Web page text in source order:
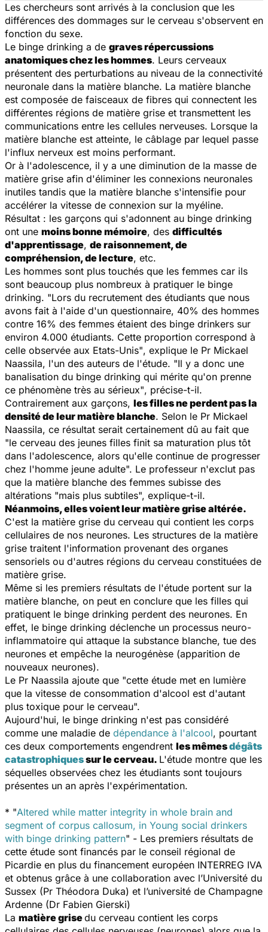
Les chercheurs sont arrivés à la conclusion que les
différences des dommages sur le cerveau s'observent en
fonction du sexe.
Le binge drinking a de graves répercussions
anatomiques chez les hommes. Leurs cerveaux
présentent des perturbations au niveau de la connectivité
neuronale dans la matière blanche. La matière blanche
est composée de faisceaux de fibres qui connectent les
différentes régions de matière grise et transmettent les
communications entre les cellules nerveuses. Lorsque la
matière blanche est atteinte, le câblage par lequel passe
l'influx nerveux est moins performant.
Or à l'adolescence, il y a une diminution de la masse de
matière grise afin d'éliminer les connexions neuronales
inutiles tandis que la matière blanche s'intensifie pour
accélérer la vitesse de connexion sur la myéline.
Résultat : les garçons qui s'adonnent au binge drinking
ont une moins bonne mémoire, des difficultés
d'apprentissage, de raisonnement, de
compréhension, de lecture, etc.
Les hommes sont plus touchés que les femmes car ils
sont beaucoup plus nombreux à pratiquer le binge
drinking. "Lors du recrutement des étudiants que nous
avons fait à l'aide d'un questionnaire, 40% des hommes
contre 16% des femmes étaient des binge drinkers sur
environ 4.000 étudiants. Cette proportion correspond à
celle observée aux Etats-Unis", explique le Pr Mickael
Naassila, l'un des auteurs de l'étude. "Il y a donc une
banalisation du binge drinking qui mérite qu'on prenne
ce phénomène très au sérieux", précise-t-il.
Contrairement aux garçons, les filles ne perdent pas la
densité de leur matière blanche. Selon le Pr Mickael
Naassila, ce résultat serait certainement dû au fait que
"le cerveau des jeunes filles finit sa maturation plus tôt
dans l'adolescence, alors qu'elle continue de progresser
chez l'homme jeune adulte". Le professeur n'exclut pas
que la matière blanche des femmes subisse des
altérations "mais plus subtiles", explique-t-il.
Néanmoins, elles voient leur matière grise altérée.
C'est la matière grise du cerveau qui contient les corps
cellulaires de nos neurones. Les structures de la matière
grise traitent l'information provenant des organes
sensoriels ou d'autres régions du cerveau constituées de
matière grise.
Même si les premiers résultats de l'étude portent sur la
matière blanche, on peut en conclure que les filles qui
pratiquent le binge drinking perdent des neurones. En
effet, le binge drinking déclenche un processus neuro-
inflammatoire qui attaque la substance blanche, tue des
neurones et empêche la neurogénèse (apparition de
nouveaux neurones).
Le Pr Naassila ajoute que "cette étude met en lumière
que la vitesse de consommation d'alcool est d'autant
plus toxique pour le cerveau".
Aujourd'hui, le binge drinking n'est pas considéré
comme une maladie de dépendance à l'alcool, pourtant
ces deux comportements engendrent les mêmesdégâts
catastrophiquessur le cerveau. L'étude montre que les
séquelles observées chez les étudiants sont toujours
présentes un an après l'expérimentation.
* "Altered while matter integrity in whole brain and
segment of corpus callosum, in Young social drinkers
with binge drinking pattern" - Les premiers résultats de
cette étude sont financés par le conseil régional de
Picardie en plus du financement européen INTERREG IVA
et obtenus grâce à une collaboration avec l’Université du
Sussex (Pr Théodora Duka) et l’université de Champagne
Ardenne (Dr Fabien Gierski)
La matière grisedu cerveau contient les corps